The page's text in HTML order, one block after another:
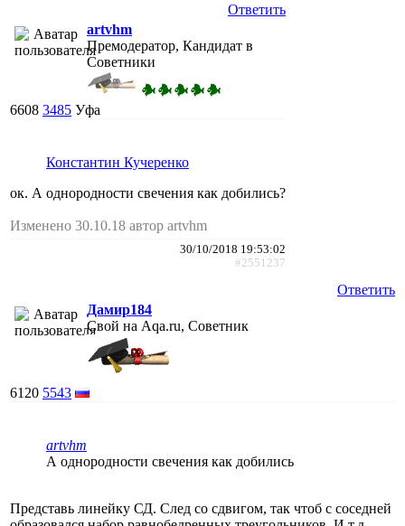
Ответить
artvhm
Премодератор, Кандидат в
Советники
6608 3485 Уфа
Константин Кучеренко
ок. А однородности свечения как добились?
Изменено 30.10.18 автор artvhm
30/10/2018 19:53:02
#2551237
Ответить
Дамир184
Свой на Aqa.ru, Советник
6120 5543
artvhm
А однородности свечения как добились
Представь линейку СД. След со сдвигом, так чтоб с соседней